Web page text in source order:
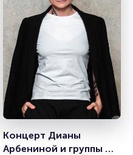
Концерт Дианы
Арбениной и группы